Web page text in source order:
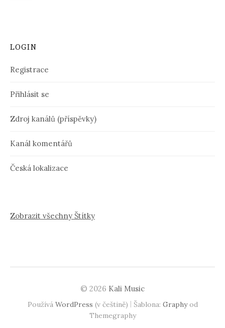
LOGIN
Registrace
Přihlásit se
Zdroj kanálů (příspěvky)
Kanál komentářů
Česká lokalizace
Zobrazit všechny Štítky
© 2026 Kali Music
Používá WordPress (v češtině) | Šablona: Graphyod
Themegraphy